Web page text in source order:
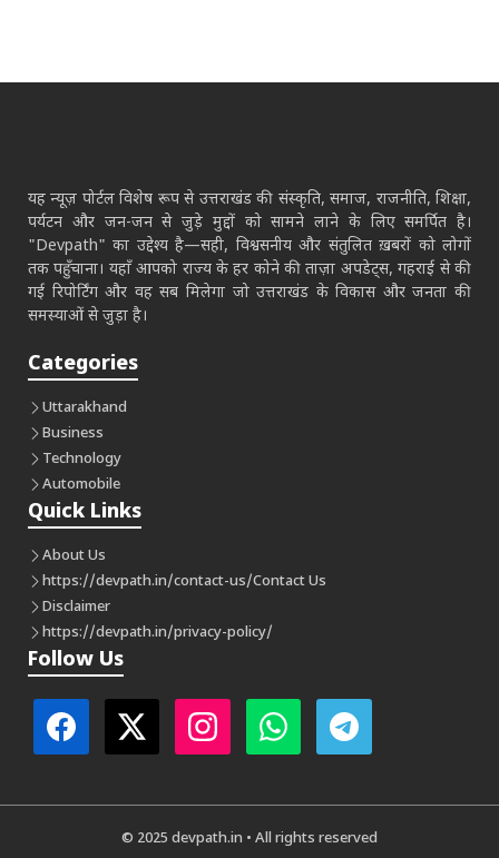
यह न्यूज़ पोर्टल विशेष रूप से उत्तराखंड की संस्कृति, समाज, राजनीति, शिक्षा,
पर्यटन और जन-जन से जुड़े मुद्दों को सामने लाने के लिए समर्पित है।
"Devpath" का उद्देश्य है—सही, विश्वसनीय और संतुलित ख़बरों को लोगों
तक पहुँचाना। यहाँ आपको राज्य के हर कोने की ताज़ा अपडेट्स, गहराई से की
गई रिपोर्टिंग और वह सब मिलेगा जो उत्तराखंड के विकास और जनता की
समस्याओं से जुड़ा है।
Categories
Uttarakhand
Business
Technology
Automobile
Quick Links
About Us
https://devpath.in/contact-us/Contact Us
Disclaimer
https://devpath.in/privacy-policy/
Follow Us
© 2025 devpath.in • All rights reserved